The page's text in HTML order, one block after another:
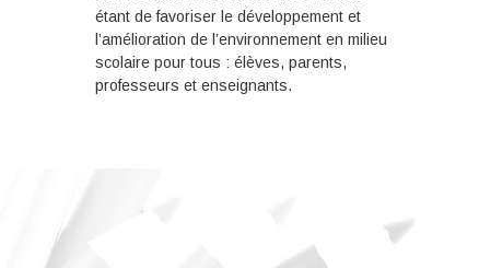
étant de favoriser le développement et
l’amélioration de l’environnement en milieu
scolaire pour tous : élèves, parents,
professeurs et enseignants.